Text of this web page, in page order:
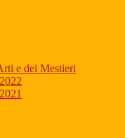
e dei Mestieri